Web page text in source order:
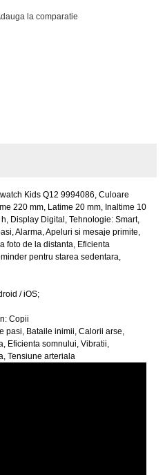
la comparatie
Kids Q12 9994086, Culoare
220 mm, Latime 20 mm, Inaltime 10
Display Digital, Tehnologie: Smart,
Alarma, Apeluri si mesaje primite,
foto de la distanta, Eficienta
pentru starea sedentara,
/ iOS;
Copii
pasi, Bataile inimii, Calorii arse,
Eficienta somnului, Vibratii,
Tensiune arteriala